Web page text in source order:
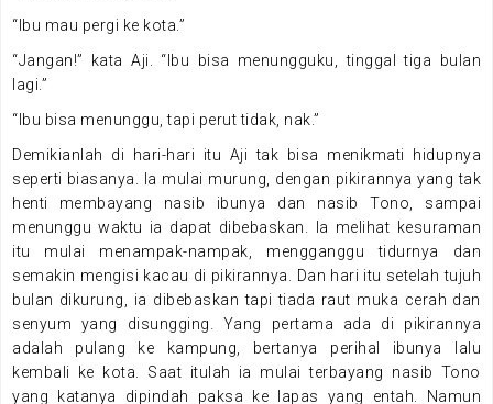
“Ibu mau pergi ke kota.”
“Jangan!” kata Aji. “Ibu bisa menungguku, tinggal tiga bulan
lagi.”
“Ibu bisa menunggu, tapi perut tidak, nak.”
Demikianlah di hari-hari itu Aji tak bisa menikmati hidupnya
seperti biasanya. Ia mulai murung, dengan pikirannya yang tak
henti membayang nasib ibunya dan nasib Tono, sampai
menunggu waktu ia dapat dibebaskan. Ia melihat kesuraman
itu mulai menampak-nampak, mengganggu tidurnya dan
semakin mengisi kacau di pikirannya. Dan hari itu setelah tujuh
bulan dikurung, ia dibebaskan tapi tiada raut muka cerah dan
senyum yang disungging. Yang pertama ada di pikirannya
adalah pulang ke kampung, bertanya perihal ibunya lalu
kembali ke kota. Saat itulah ia mulai terbayang nasib Tono
yang katanya dipindah paksa ke lapas yang entah. Namun